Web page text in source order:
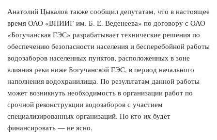
Анатолий Цыкалов также сообщил депутатам, что в настоящее
время ОАО «ВНИИГ им. Б. Е. Веденеева» по договору с ОАО
«Богучанская ГЭС» разрабатывает технические решения по
обеспечению безопасности населения и бесперебойной работы
водозаборов населенных пунктов, расположенных в зоне
влияния реки ниже Богучанской ГЭС, в период начального
наполнения водохранилища. По результатам данной работы
может возникнуть необходимость в организации работ по
срочной реконструкции водозаборов с участием
специализированных организаций. Но кто их будет
финансировать — не ясно.